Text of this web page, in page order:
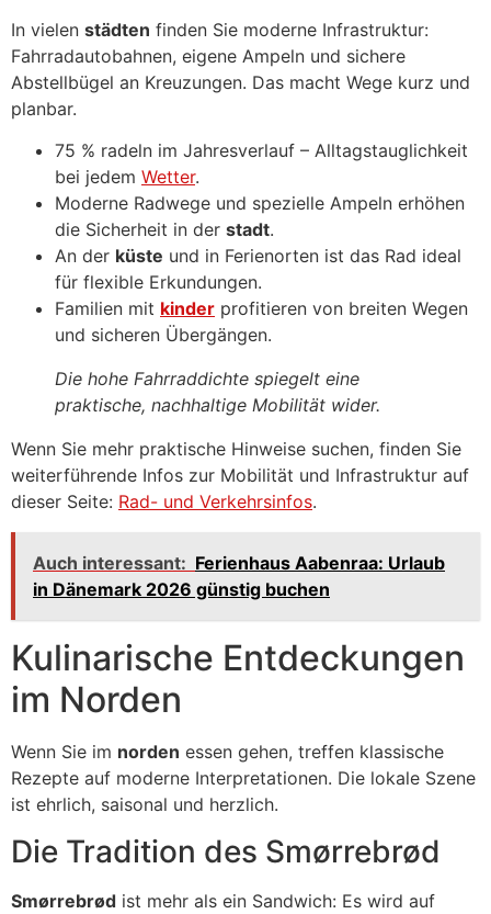
In vielen städten finden Sie moderne Infrastruktur:
Fahrradautobahnen, eigene Ampeln und sichere
Abstellbügel an Kreuzungen. Das macht Wege kurz und
planbar.
75 % radeln im Jahresverlauf – Alltagstauglichkeit
bei jedem Wetter.
Moderne Radwege und spezielle Ampeln erhöhen
die Sicherheit in der stadt.
An der küste und in Ferienorten ist das Rad ideal
für flexible Erkundungen.
Familien mit kinder profitieren von breiten Wegen
und sicheren Übergängen.
Die hohe Fahrraddichte spiegelt eine
praktische, nachhaltige Mobilität wider.
Wenn Sie mehr praktische Hinweise suchen, finden Sie
weiterführende Infos zur Mobilität und Infrastruktur auf
dieser Seite: Rad- und Verkehrsinfos.
Auch interessant: Ferienhaus Aabenraa: Urlaub
in Dänemark 2026 günstig buchen
Kulinarische Entdeckungen
im Norden
Wenn Sie im norden essen gehen, treffen klassische
Rezepte auf moderne Interpretationen. Die lokale Szene
ist ehrlich, saisonal und herzlich.
Die Tradition des Smørrebrød
Smørrebrød ist mehr als ein Sandwich: Es wird auf